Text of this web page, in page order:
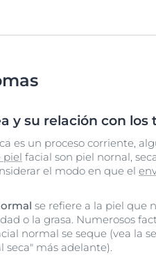
y su relación con los
es un proceso corriente,
piel facial son piel nornal,
el modo en que el
se refiere a la piel que
o la grasa. Numerosos
normal se seque (vea la
seca" más adelante).